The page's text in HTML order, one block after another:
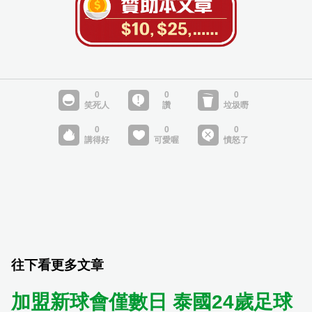
往下看更多文章
加盟新球會僅數日 泰國24歲足球